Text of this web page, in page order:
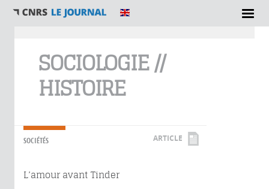
SOCIOLOGIE //
HISTOIRE
SOCIÉTÉS ARTICLE
L’amour avant Tinder